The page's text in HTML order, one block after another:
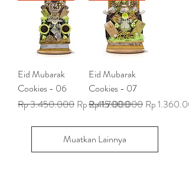
Eid Mubarak
Cookies - 06
Harga Reguler
Rp 3.450.000 Harga Promosi
Rp 2.415.000
Eid Mubarak
Cookies - 07
Harga Reguler
Rp 1.700.000 Harga
Rp
Muatkan Lainnya